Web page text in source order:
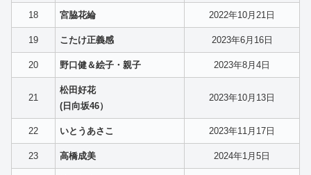
18 宮脇花綸 2022年10月21日
19 こたけ正義感 2023年6月16日
20 野口健＆絵子・親子 2023年8月4日
21
松田好花
(日向坂46）
2023年10月13日
22 いとうあさこ 2023年11月17日
23 高橋成美 2024年1月5日